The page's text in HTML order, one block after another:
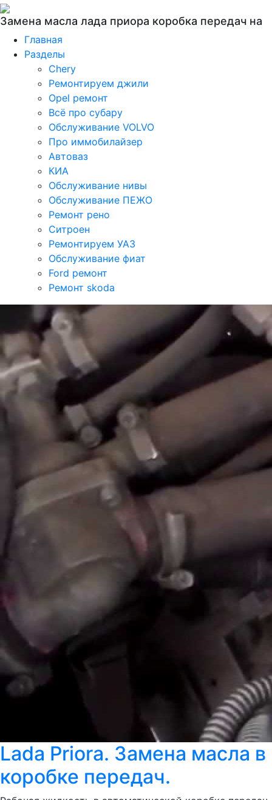
Замена масла лада приора коробка передач на
Главная
Разделы
Chery
Ремонтируем джили
Opel ремонт
Всё про субару
Обслуживание VOLVO
Про иммобилайзер
Автоваз
КИА
Обслуживание нивы
Обслуживание ПЕЖО
Ремонт рено
Ситроен
Ремонтируем УАЗ
Обслуживание фиат
Ford ремонт
Ремонт skoda
Lada Priora. Замена масла в
коробке передач.